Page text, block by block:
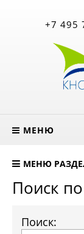
+7 495
МЕНЮ
МЕНЮ
Поиск
Поиск: